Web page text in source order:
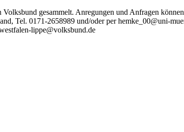
gesammelt. Anregungen und Anfragen
Tel. 0171-2658989 und/oder per hemke_00@uni-
lippe@volksbund.de